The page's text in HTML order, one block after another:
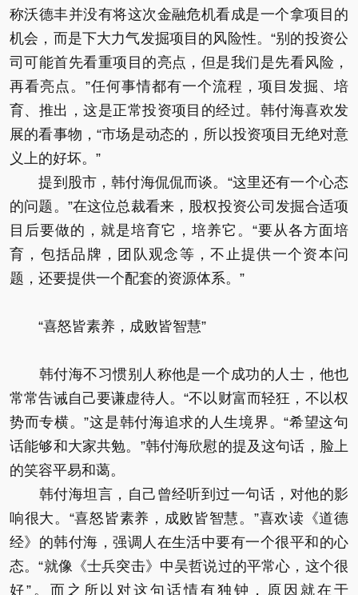
称沃德丰并没有将这次金融危机看成是一个拿项目的
机会，而是下大力气发掘项目的风险性。“别的投资公
司可能首先看重项目的亮点，但是我们是先看风险，
再看亮点。”任何事情都有一个流程，项目发掘、培
育、推出，这是正常投资项目的经过。韩付海喜欢发
展的看事物，“市场是动态的，所以投资项目无绝对意
义上的好坏。”
提到股市，韩付海侃侃而谈。“这里还有一个心态
的问题。”在这位总裁看来，股权投资公司发掘合适项
目后要做的，就是培育它，培养它。“要从各方面培
育，包括品牌，团队观念等，不止提供一个资本问
题，还要提供一个配套的资源体系。”
“喜怒皆素养，成败皆智慧”
韩付海不习惯别人称他是一个成功的人士，他也
常常告诫自己要谦虚待人。“不以财富而轻狂，不以权
势而专横。”这是韩付海追求的人生境界。“希望这句
话能够和大家共勉。”韩付海欣慰的提及这句话，脸上
的笑容平易和蔼。
韩付海坦言，自己曾经听到过一句话，对他的影
响很大。“喜怒皆素养，成败皆智慧。”喜欢读《道德
经》的韩付海，强调人在生活中要有一个很平和的心
态。“就像《士兵突击》中吴哲说过的平常心，这个很
好”。而之所以对这句话情有独钟，原因就在于